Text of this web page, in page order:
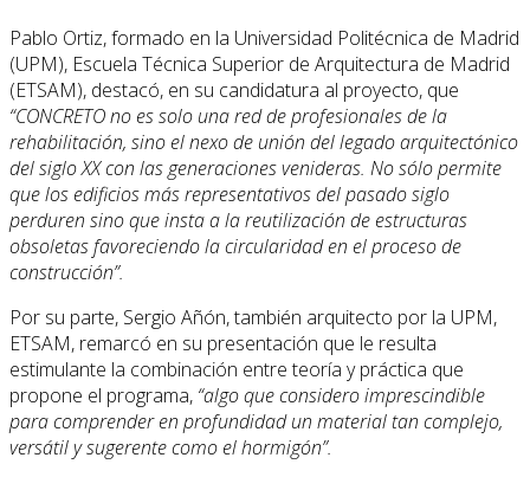
Pablo Ortiz, formado en la Universidad Politécnica de Madrid
(UPM), Escuela Técnica Superior de Arquitectura de Madrid
(ETSAM), destacó, en su candidatura al proyecto, que
“CONCRETO no es solo una red de profesionales de la
rehabilitación, sino el nexo de unión del legado arquitectónico
del siglo XX con las generaciones venideras. No sólo permite
que los edificios más representativos del pasado siglo
perduren sino que insta a la reutilización de estructuras
obsoletas favoreciendo la circularidad en el proceso de
construcción”.
Por su parte, Sergio Añón, también arquitecto por la UPM,
ETSAM, remarcó en su presentación que le resulta
estimulante la combinación entre teoría y práctica que
propone el programa, “algo que considero imprescindible
para comprender en profundidad un material tan complejo,
versátil y sugerente como el hormigón”.